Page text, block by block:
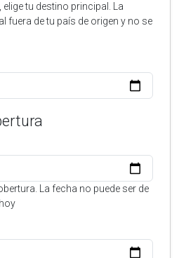
tu destino principal. La
fuera de tu país de origen y no se
La fecha no puede ser de